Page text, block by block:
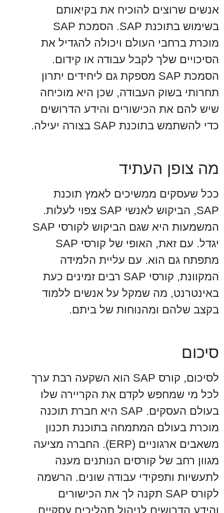
אנשים שרוצים להוכיח את בקיאותם
בשימוש בתוכנת SAP. הסמכת SAP
מוכרת ברחבי העולם ויכולה להגדיל את
הסיכויים שלך לקבל עבודה או קידום.
הסמכת SAP מספקת גם ליחידים יתרון
תחרותי בשוק העבודה, שכן היא מוכיחה
שיש להם את הכישורים והידע הדרושים
כדי להשתמש בתוכנת SAP בצורה יעילה.
מה צופן העתיד
ככל שעסקים ממשיכים לאמץ תוכנת
SAP, הביקוש לאנשי SAP צפוי לעלות.
המשמעות היא שגם הביקוש לקורסי SAP
יגדל. עם זאת, האופי של קורסי SAP
מתפתח גם הוא. עם עליית הלמידה
המקוונת, קורסי SAP רבים זמינים כעת
באינטרנט, מה שמקל על אנשים ללמוד
בקצב שלהם ומהנוחות של ביתם.
סיכום
לסיכום, קורס SAP הוא השקעה רבת ערך
לכל מי שמחפש לקדם את הקריירה שלו
בעולם העסקים. SAP היא חברת תוכנה
מוכרת בעולם המתמחה בתוכנת תכנון
משאבים ארגוניים (ERP). החברה מציעה
מגוון רחב של קורסים הנותנים מענה
לתעשיות ותפקידי עבודה שונים. הרשמה
לקורס SAP תקנה לך את הכישורים
והידע הדרושים לניהול תהליכים עסקיים